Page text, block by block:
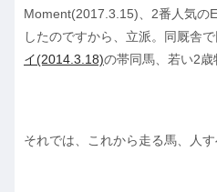
Moment(2017.3.15)、2番人気の
したのですから、立派。同厩舎
イ(2014.3.18)の帯同馬、若い2歳
それでは、これから走る馬、人